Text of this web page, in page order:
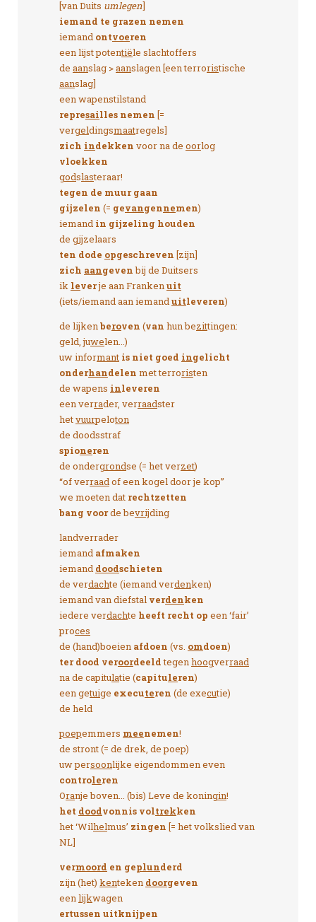
[van Duits umlegen]
iemand te grazen nemen
iemand ontvoeren
een lijst potentiële slachtoffers
de aanslag >aanslagen [een terroristische
aanslag]
een wapenstilstand
represailles nemen [=
vergeldingsmaatregels]
zich indekken voor na de oorlog
vloekken
godslasteraar!
tegen de muur gaan
gijzelen (= gevangennemen)
iemand in gijzeling houden
de gijzelaars
ten dode opgeschreven [zijn]
zich aangevenbij de Duitsers
ik leverje aan Frankenuit
(iets/iemand aan iemanduitleveren)
de lijkenberoven (van hun bezittingen:
geld, juwelen...)
uw informant is niet goed ingelicht
onderhandelen met terroristen
de wapens inleveren
een verrader, verraadster
hetvuurpeloton
de doodsstraf
spioneren
de ondergrondse (= het verzet)
“of verraadof een kogel door je kop”
we moeten dat rechtzetten
bang voorde bevrijding
landverrader
iemand afmaken
iemand doodschieten
de verdachte (iemand verdenken)
iemand van diefstal verdenken
iedere verdachte heeft recht op een ‘fair’
proces
de (hand)boeien afdoen (vs. omdoen)
ter dood veroordeeldtegenhoogverraad
na de capitulatie (capituleren)
een getuige executeren (de executie)
de held
poepemmers meenemen!
de stront (= de drek, de poep)
uw persoonlijke eigendommen even
controleren
Oranje boven... (bis) Leve de koningin!
het doodvonnis voltrekken
het ‘Wilhelmus’ zingen [= het volkslied van
NL]
vermoord en geplunderd
zijn (het) kenteken doorgeven
eenlijkwagen
ertussen uitknijpen